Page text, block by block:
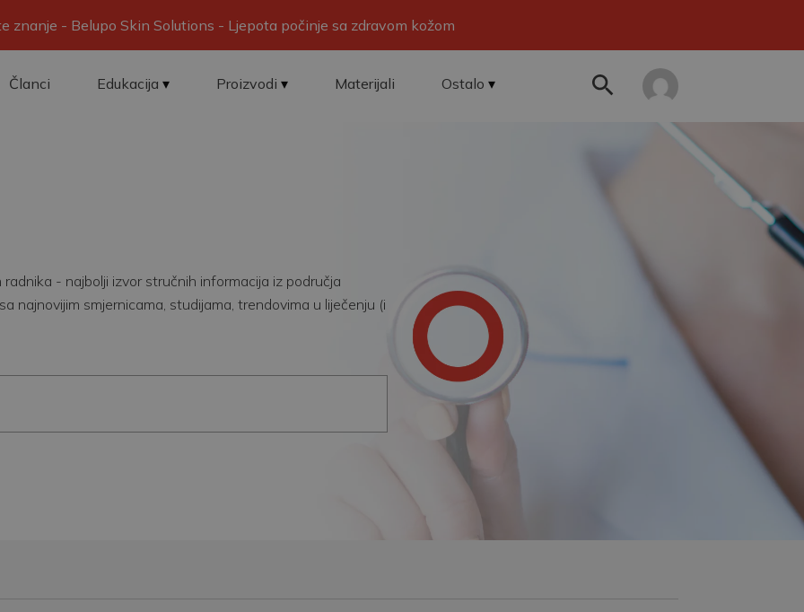
znanje - Belupo Skin Solutions - Ljepota počinje sa zdravom kožom
Članci Edukacija Proizvodi Materijali Ostalo
- najbolji izvor stručnih informacija iz područja
najnovijim smjernicama, studijama, trendovima u liječenju (i